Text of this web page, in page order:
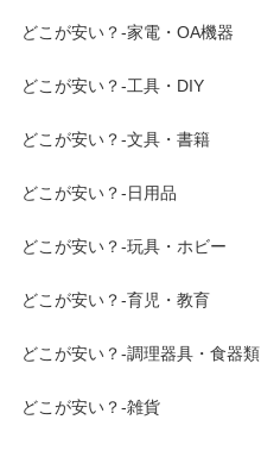
どこが安い？-家電・OA機器
どこが安い？-工具・DIY
どこが安い？-文具・書籍
どこが安い？-日用品
どこが安い？-玩具・ホビー
どこが安い？-育児・教育
どこが安い？-調理器具・食器類
どこが安い？-雑貨